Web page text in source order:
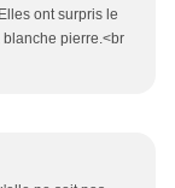
ont surpris le
pierre.<br